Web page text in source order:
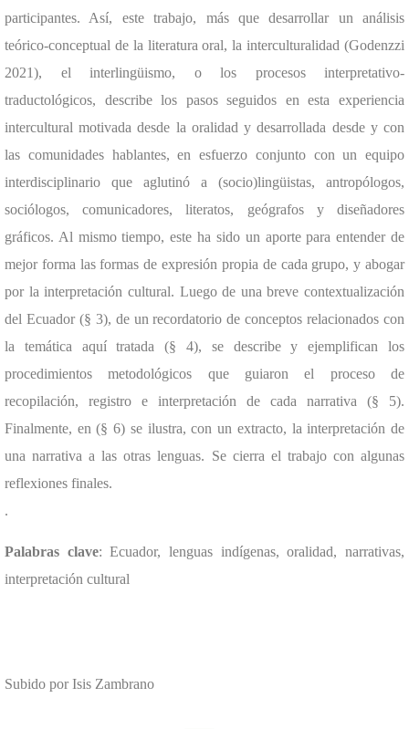
participantes. Así, este trabajo, más que desarrollar un análisis
teórico-conceptual de la literatura oral, la interculturalidad (Godenzzi
2021), el interlingüismo, o los procesos interpretativo-
traductológicos, describe los pasos seguidos en esta experiencia
intercultural motivada desde la oralidad y desarrollada desde y con
las comunidades hablantes, en esfuerzo conjunto con un equipo
interdisciplinario que aglutinó a (socio)lingüistas, antropólogos,
sociólogos, comunicadores, literatos, geógrafos y diseñadores
gráficos. Al mismo tiempo, este ha sido un aporte para entender de
mejor forma las formas de expresión propia de cada grupo, y abogar
por la interpretación cultural. Luego de una breve contextualización
del Ecuador (§ 3), de un recordatorio de conceptos relacionados con
la temática aquí tratada (§ 4), se describe y ejemplifican los
procedimientos metodológicos que guiaron el proceso de
recopilación, registro e interpretación de cada narrativa (§ 5).
Finalmente, en (§ 6) se ilustra, con un extracto, la interpretación de
una narrativa a las otras lenguas. Se cierra el trabajo con algunas
reflexiones finales.
.
Palabras clave: Ecuador, lenguas indígenas, oralidad, narrativas,
interpretación cultural
Subido por Isis Zambrano